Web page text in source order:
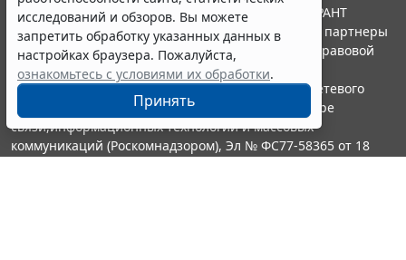
исследований и обзоров. Вы можете
запретить обработку указанных данных в
настройках браузера. Пожалуйста,
ознакомьтесь с условиями их обработки.
Принять
© ООО "НПП "ГАРАНТ-СЕРВИС", 2026. Система ГАРАНТ
выпускается с 1990 года. Компания "Гарант" и ее партнеры
являются участниками Российской ассоциации правовой
информации ГАРАНТ.
Портал ГАРАНТ.РУ зарегистрирован в качестве сетевого
издания Федеральной службой по надзору в сфере
связи,информационных технологий и массовых
коммуникаций (Роскомнадзором), Эл № ФС77-58365 от 18